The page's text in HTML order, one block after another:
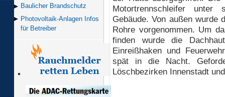
Baulicher Brand­schutz
Photovoltaik-Anlagen Infos
für Betreiber
Motortrennschleifer unter
Gebäude. Von außen wurde
Rohre vorgenommen. Um
finden wurde die
Einreißhaken und
spät in die Nacht.
Löschbezirken Innenstadt